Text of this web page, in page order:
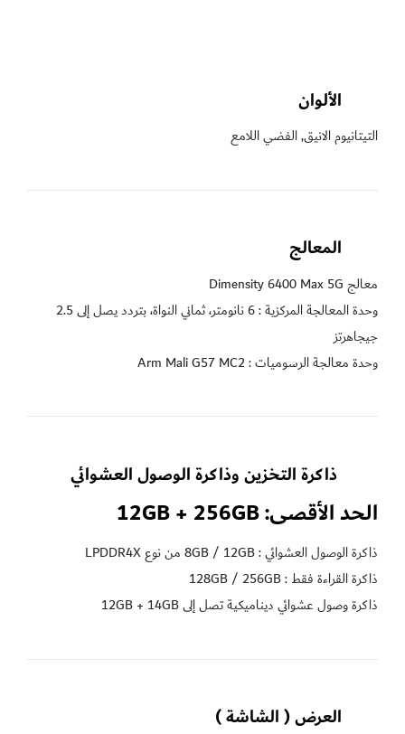
الألوان
التيتانيوم الانيق, الفضي اللامع
المعالج
وحدة المعالجة المركزية : 6 نانومتر، ثماني النواة، بتردد يصل إلى 2.5
جيجاهرتز
وحدة معالجة الرسوميات : Arm Mali G57 MC2
الحد الأقصى: 12GB + 256GB
ذاكرة وصول عشوائي ديناميكية تصل إلى 12GB + 14GB
العرض ( الشاشة )